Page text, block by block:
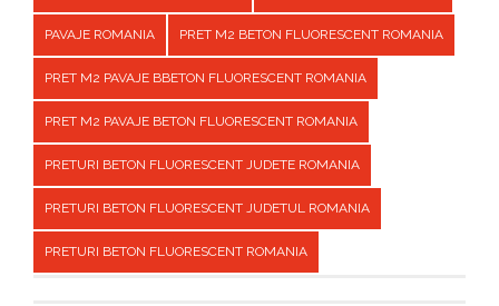
PAVAJE ROMANIA PRET M2 BETON FLUORESCENT ROMANIA
PRET M2 PAVAJE BBETON FLUORESCENT ROMANIA
PRET M2 PAVAJE BETON FLUORESCENT ROMANIA
PRETURI BETON FLUORESCENT JUDETE ROMANIA
PRETURI BETON FLUORESCENT JUDETUL ROMANIA
PRETURI BETON FLUORESCENT ROMANIA